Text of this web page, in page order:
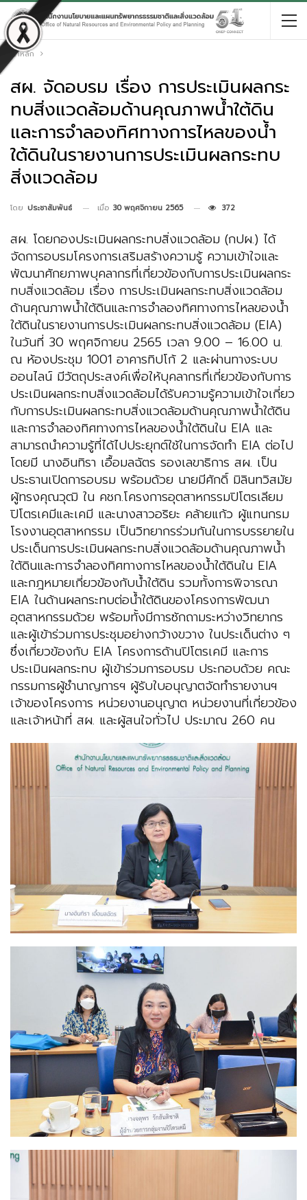
หน้าหลัก
สผ. จัดอบรม เรื่อง การประเมินผลกระ
ทบสิ่งแวดล้อมด้านคุณภาพน้ำใต้ดิน
และการจำลองทิศทางการไหลของน้ำ
ใต้ดินในรายงานการประเมินผลกระทบ
สิ่งแวดล้อม
โดย ประชาสัมพันธ์ เมื่อ 30 พฤศจิกายน 2565 372
สผ. โดยกองประเมินผลกระทบสิ่งแวดล้อม (กปผ.) ได้
จัดการอบรมโครงการเสริมสร้างความรู้ ความเข้าใจและ
พัฒนาศักยภาพบุคลากรที่เกี่ยวข้องกับการประเมินผลกระ
ทบสิ่งแวดล้อม เรื่อง การประเมินผลกระทบสิ่งแวดล้อม
ด้านคุณภาพน้ำใต้ดินและการจำลองทิศทางการไหลของน้ำ
ใต้ดินในรายงานการประเมินผลกระทบสิ่งแวดล้อม (EIA)
ในวันที่ 30 พฤศจิกายน 2565 เวลา 9.00 – 16.00 น.
ณ ห้องประชุม 1001 อาคารทิปโก้ 2 และผ่านทางระบบ
ออนไลน์ มีวัตถุประสงค์เพื่อให้บุคลากรที่เกี่ยวข้องกับการ
ประเมินผลกระทบสิ่งแวดล้อมได้รับความรู้ความเข้าใจเกี่ยว
กับการประเมินผลกระทบสิ่งแวดล้อมด้านคุณภาพน้ำใต้ดิน
และการจำลองทิศทางการไหลของน้ำใต้ดินใน EIA และ
สามารถนำความรู้ที่ได้ไปประยุกต์ใช้ในการจัดทำ EIA ต่อไป
โดยมี นางอินทิรา เอื้อมลฉัตร รองเลขาธิการ สผ. เป็น
ประธานเปิดการอบรม พร้อมด้วย นายมีศักดิ์ มิลินทวิสมัย
ผู้ทรงคุณวุฒิ ใน คชก.โครงการอุตสาหกรรมปิโตรเลียม
ปิโตรเคมีและเคมี และ​นางสาวอริยะ คล้ายแก้ว ผู้แทนกรม
โรงงานอุตสาหกรรม เป็นวิทยากรร่วมกันในการบรรยายใน
ประเด็นการประเมินผลกระทบสิ่งแวดล้อมด้านคุณภาพน้ำ
ใต้ดินและการจำลองทิศทางการไหลของน้ำใต้ดินใน EIA
และกฎหมายเกี่ยวข้องกับน้ำใต้ดิน รวมทั้งการพิจารณา
EIA ในด้านผลกระทบต่อน้ำใต้ดินของโครงการพัฒนา
อุตสาหกรรมด้วย พร้อมทั้งมีการซักถามระหว่างวิทยากร
และผู้เข้าร่วมการประชุมอย่างกว้างขวาง ในประเด็นต่าง ๆ
ซึ่งเกี่ยวข้องกับ EIA โครงการด้านปิโตรเคมี และการ
ประเมินผลกระทบ ผู้เข้าร่วมการอบรม ประกอบด้วย คณะ
กรรมการผู้ชำนาญการฯ ผู้รับใบอนุญาตจัดทำรายงานฯ
เจ้าของโครงการ หน่วยงานอนุญาต หน่วยงานที่เกี่ยวข้อง
และเจ้าหน้าที่ สผ. และผู้สนใจทั่วไป ประมาณ 260 คน